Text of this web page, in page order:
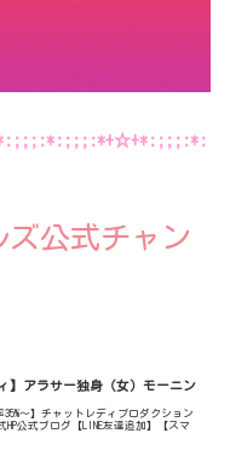
ズ公式チャン
】アラサー独身（女）モーニン
〜】チャットレディプロダクション
公式ブログ【LINE友達追加】【スマ